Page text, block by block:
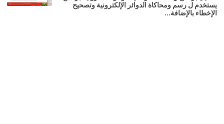
يستخدم ل رسم ومحاكاة الدوائر الإلكترونية وتصحيح
الإخطاء بالإضافة...